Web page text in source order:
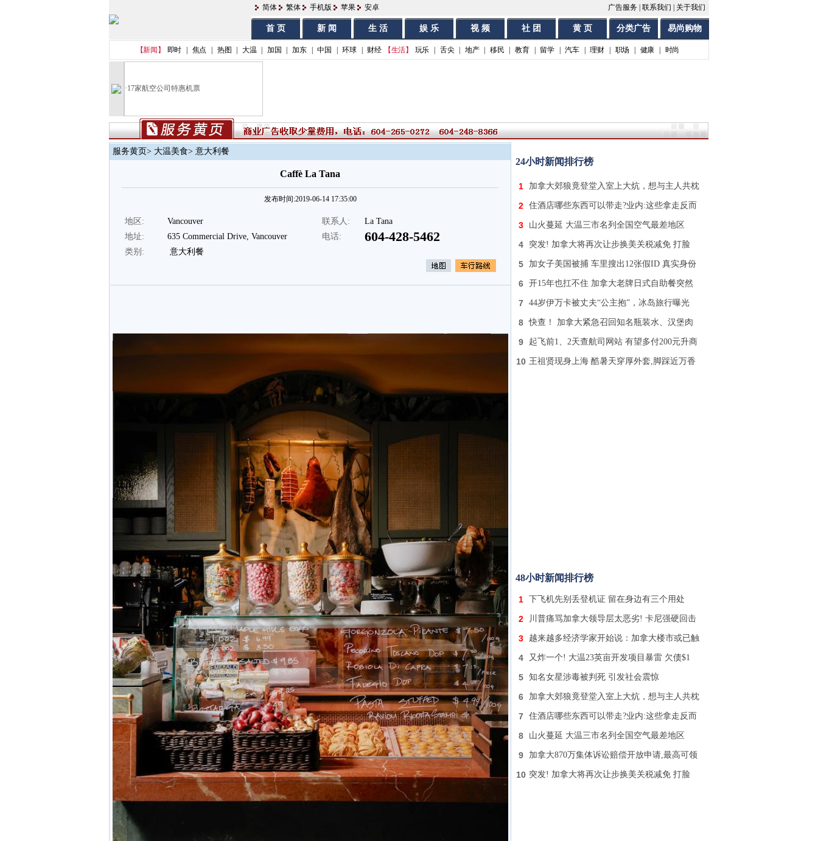
简体 繁体 手机版 苹果 安卓 广告服务 联系我们 关于我们
首 页 新 闻 生 活 娱 乐 视 频 社 团 黄 页 分类广告 易尚购物
【新闻】 即时 焦点 热图 大温 加国 加东 中国 环球 财经 【生活】 玩乐 舌尖 地产 移民 教育 留学 汽车 理财 职场 健康 时尚
·17家航空公司特惠机票
服务黄页> 大温美食> 意大利餐
Caffè La Tana
发布时间:2019-06-14 17:35:00
地区:
Vancouver
地址:
635 Commercial Drive, Vancouver
类别:
意大利餐
联系人:
La Tana
电话:
604-428-5462
24小时新闻排行榜
1 加拿大郊狼竟登堂入室上大炕，想与主人共枕
2 住酒店哪些东西可以带走?业内:这些拿走反而
3 山火蔓延 大温三市名列全国空气最差地区
4 突发! 加拿大将再次让步换美关税减免 打脸
5 加女子美国被捕 车里搜出12张假ID 真实身份
6 开15年也扛不住 加拿大老牌日式自助餐突然
7 44岁伊万卡被丈夫“公主抱”，冰岛旅行曝光
8 快查！ 加拿大紧急召回知名瓶装水、汉堡肉
9 起飞前1、2天查航司网站 有望多付200元升商
10 王祖贤现身上海 酷暑天穿厚外套,脚踩近万香
48小时新闻排行榜
1 下飞机先别丢登机证 留在身边有三个用处
2 川普痛骂加拿大领导层太恶劣! 卡尼强硬回击
3 越来越多经济学家开始说：加拿大楼市或已触
4 又炸一个! 大温23英亩开发项目暴雷 欠债$1
5 知名女星涉毒被判死 引发社会震惊
6 加拿大郊狼竟登堂入室上大炕，想与主人共枕
7 住酒店哪些东西可以带走?业内:这些拿走反而
8 山火蔓延 大温三市名列全国空气最差地区
9 加拿大870万集体诉讼赔偿开放申请,最高可领
10 突发! 加拿大将再次让步换美关税减免 打脸